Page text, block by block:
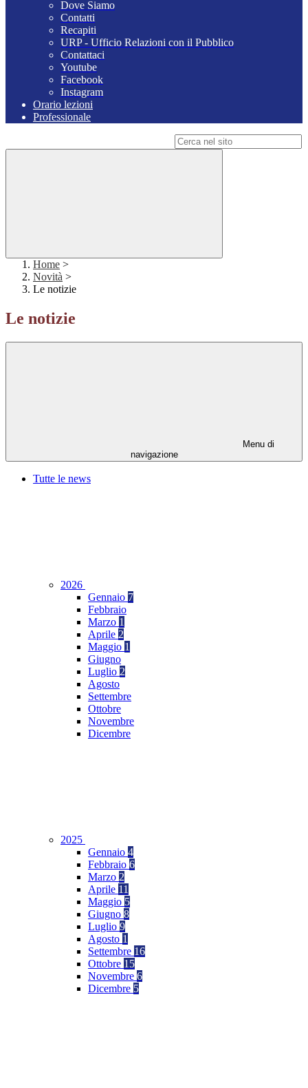
Dove Siamo
Contatti
Recapiti
URP - Ufficio Relazioni con il Pubblico
Contattaci
Youtube
Facebook
Instagram
Orario lezioni
Professionale
Home >
Novità >
Le notizie
Le notizie
Menu di
navigazione
Tutte le news
2026
Gennaio 7
Febbraio
Marzo 1
Aprile 2
Maggio 1
Giugno
Luglio 2
Agosto
Settembre
Ottobre
Novembre
Dicembre
2025
Gennaio 4
Febbraio 6
Marzo 2
Aprile 11
Maggio 5
Giugno 8
Luglio 9
Agosto 1
Settembre 16
Ottobre 15
Novembre 6
Dicembre 5